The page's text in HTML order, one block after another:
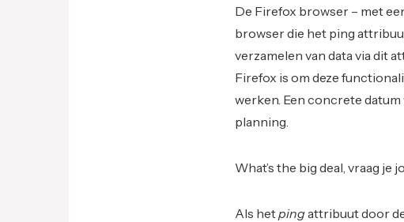
De Firefox browser – met
browser die het ping
verzamelen van data via dit
Firefox is om deze
werken. Een concrete
planning.
What’s the big deal, vraag je
Als hetpingattribuut door